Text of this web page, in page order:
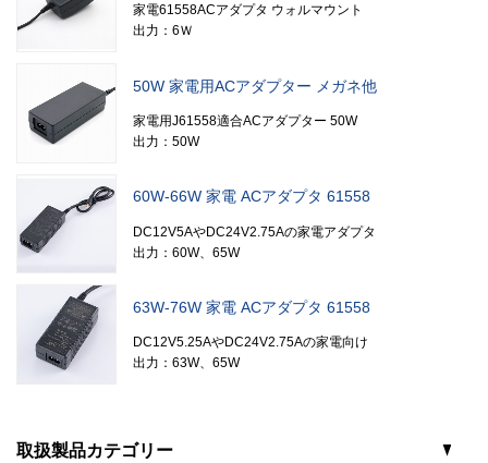
家電61558ACアダプタ ウォルマウント
出力：6Ｗ
50W 家電用ACアダプター メガネ他
家電用J61558適合ACアダプター 50W
出力：50W
60W-66W 家電 ACアダプタ 61558
DC12V5AやDC24V2.75Aの家電アダプタ
出力：60W、65W
63W-76W 家電 ACアダプタ 61558
DC12V5.25AやDC24V2.75Aの家電向け
出力：63W、65W
取扱製品カテゴリー